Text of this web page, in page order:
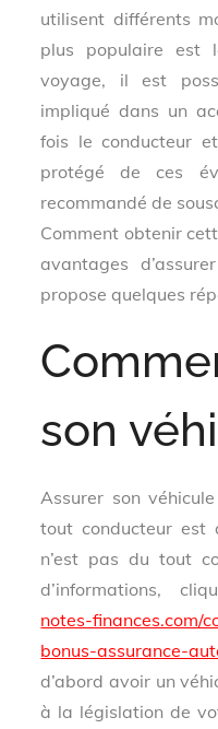
utilisent différents
plus populaire est
voyage, il est
impliqué dans un
fois le conducteur
protégé de ces
recommandé de
Comment obtenir
avantages
propose quelques
son
Assurer son
tout conducteur est
n’est pas du tout
d’informations,
notes-finances.com/
bonus-assurance-
d’abord avoir un
à la législation de